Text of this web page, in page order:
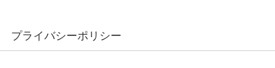
プライバシーポリシー